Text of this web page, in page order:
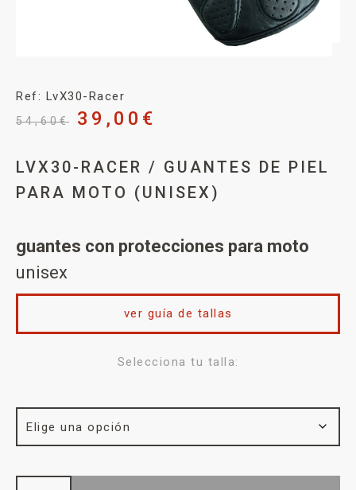
Ref: LvX30-Racer
54,60€ 39,00 €
LVX30-RACER / GUANTES DE PIEL
PARA MOTO (UNISEX)
guantes con protecciones para moto
unisex
Selecciona tu talla:
ver guía de tallas